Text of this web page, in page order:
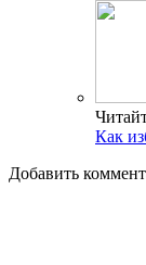
Как
Добавить